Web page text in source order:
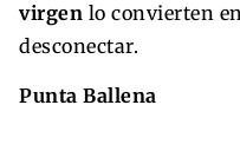
virgen lo convierten
desconectar.
Punta Ballena